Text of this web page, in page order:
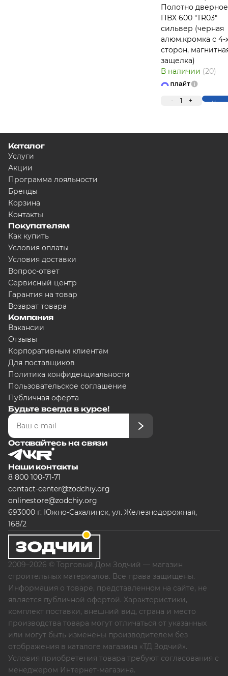
Полотно дверное
ПВХ 600 "TR03"
сильвер (черная
алюм.кромка с 4-
сторон,
защелка)
В наличии (20)
- 1 +
Каталог
Услуги
Акции
Программа лояльности
Бренды
Корзина
Контакты
Покупателям
Как купить
Условия оплаты
Условия доставки
Вопрос-ответ
Сервисный центр
Гарантия на товар
Возврат товара
Компания
Вакансии
Отзывы
Корпоративным клиентам
Для поставщиков
Политика конфиденциальности
Пользовательское соглашение
Публичная оферта
Будьте всегда в курсе!
Оставайтесь на связи
Наши контакты
8 800 100-71-71
contact-center@zodchiy.org
onlinestore@zodchiy.org
693000 г. Южно-Сахалинск, ул. Железнодорожная,
168/2
2009–2026 © Торговый Дом Зодчий — магазин
строительных материалов. Все права защищены.
Информация о товаре, представленном на сайте, не
является публичной офертой. Характеристики,
комплект поставки, внешний вид, страна и место
производства товара могут отличаться от указанных
или могут быть изменены производителем без
отображения в каталоге магазина «ТД Зодчий».
Условия приобретения товара требуют согласования с
менеджером Интернет-магазина.